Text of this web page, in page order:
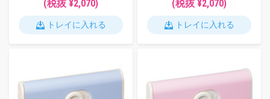
(税抜 ¥2,070)
トレイに入れる
(税抜 ¥2,070)
トレイに入れる